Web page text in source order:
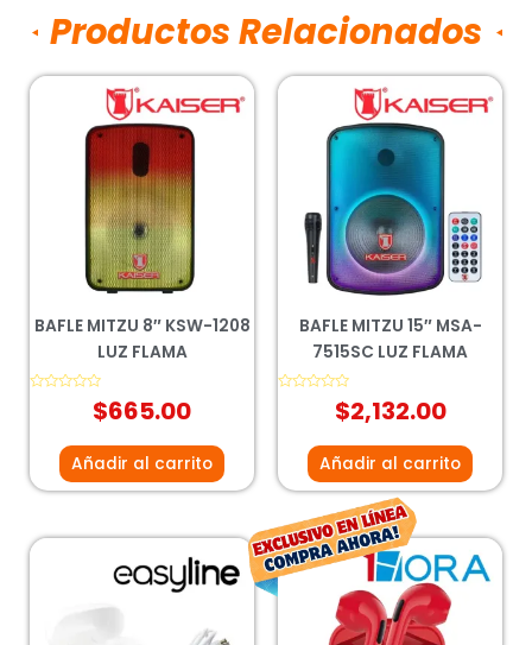
Productos Relacionados
BAFLE MITZU 8″ KSW-1208
LUZ FLAMA
$665.00
Añadir al carrito
BAFLE MITZU 15″ MSA-
7515SC LUZ FLAMA
$2,132.00
Añadir al carrito
El
precio
original
El